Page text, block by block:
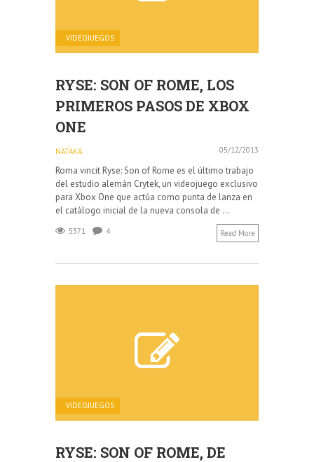
VIDEOJUEGOS
RYSE: SON OF ROME, LOS
PRIMEROS PASOS DE XBOX
ONE
NATAKA 05/12/2013
Roma vincit Ryse: Son of Rome es el último trabajo
del estudio alemán Crytek, un videojuego exclusivo
para Xbox One que actúa como punta de lanza en
el catálogo inicial de la nueva consola de ...
5371 4 Read More
VIDEOJUEGOS
RYSE: SON OF ROME, DE